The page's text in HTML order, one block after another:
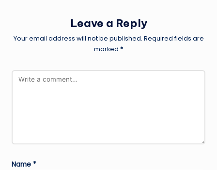
Leave a Reply
Your email address will not be published. Required fields are
marked *
Name *